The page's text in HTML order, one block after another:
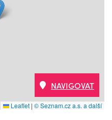
Leaflet | © Seznam.cz a.s. a další
NAVIGOVAT